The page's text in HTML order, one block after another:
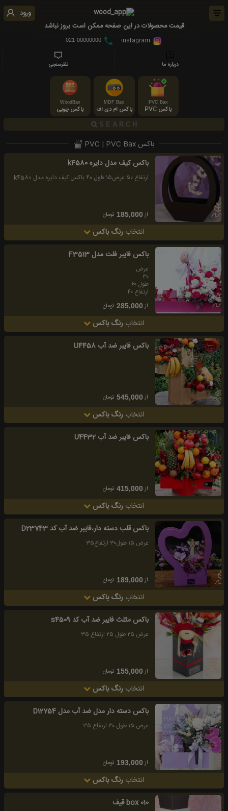
ورود
قیمت محصولات در این صفحه ممکن است بروز نباشد
021-00000000
درباره ما نظرسنجی
PVC Bax
باکس PVC
MDF Bax
باکس ام دی اف
WoodBax
باکس چوبی
باکس PVC | PVC Bax
باکس کیف مدل دایره k4580
ارتفاع ٥٠ عرض١٥ طول ٤٠ باكس كيف دايره مدل k4580
از185,000 تومان
انتخاب رنگ باکس
باكس فايبر فلت مدل F3513
عرض
۳۰
طول ۶۰
ارتفاع ۴۰
از285,000 تومان
انتخاب رنگ باکس
باکس فایبر ضد آب U4458
از545,000 تومان
انتخاب رنگ باکس
باکس فایبر ضد آب U4432
از415,000 تومان
انتخاب رنگ باکس
باکس قلب دسته دار،فایبر ضد آب کد D23743
عرض ١٥ طول٣٠ ارتفاع٣٥
از189,000 تومان
انتخاب رنگ باکس
باكس مثلث فايبر ضد آب كد s4509
عرض ٢٥ طول ٢٥ ارتفاع ٣٥
از155,000 تومان
انتخاب رنگ باکس
باكس دسته دار مدل ضد آب مدل D12754
عرض ١٥ طول ٣٠ ارتفاع ٣٥
از193,000 تومان
انتخاب رنگ باکس
box 010 قيف